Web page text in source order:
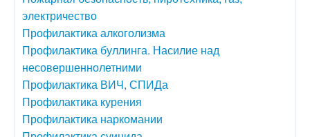
электричество
Профилактика алкоголизма
Профилактика буллинга. Насилие над
несовершеннолетними
Профилактика ВИЧ, СПИДа
Профилактика курения
Профилактика наркомании